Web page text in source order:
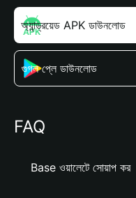
অ্যান্ড্রয়েড APK ডাউনলোড
গুগল প্লে ডাউনলোড
FAQ
Base ওয়ালেটে সোয়াপ কর